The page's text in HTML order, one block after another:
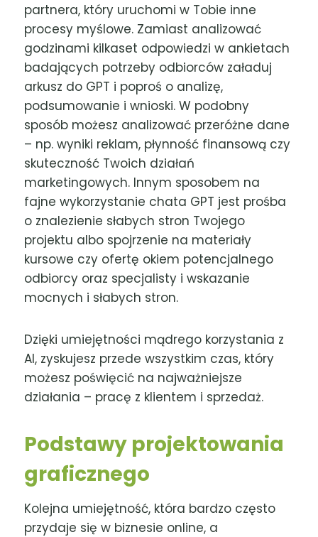
partnera, który uruchomi w Tobie inne
procesy myślowe. Zamiast analizować
godzinami kilkaset odpowiedzi w ankietach
badających potrzeby odbiorców załaduj
arkusz do GPT i poproś o analizę,
podsumowanie i wnioski. W podobny
sposób możesz analizować przeróżne dane
– np. wyniki reklam, płynność finansową czy
skuteczność Twoich działań
marketingowych. Innym sposobem na
fajne wykorzystanie chata GPT jest prośba
o znalezienie słabych stron Twojego
projektu albo spojrzenie na materiały
kursowe czy ofertę okiem potencjalnego
odbiorcy oraz specjalisty i wskazanie
mocnych i słabych stron.
Dzięki umiejętności mądrego korzystania z
AI, zyskujesz przede wszystkim czas, który
możesz poświęcić na najważniejsze
działania – pracę z klientem i sprzedaż.
Podstawy projektowania
graficznego
Kolejna umiejętność, która bardzo często
przydaje się w biznesie online, a